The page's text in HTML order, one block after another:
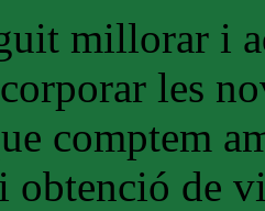
millorar i
les
comptem
obtenció de